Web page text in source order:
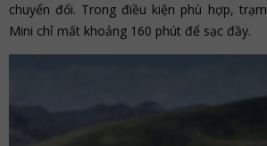
chuyển đổi. Trong điều kiện phù hợp,
Mini chỉ mất khoảng 160 phút để sạc đầy.